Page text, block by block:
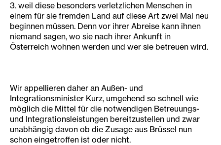
3. weil diese besonders verletzlichen Menschen in
einem für sie fremden Land auf diese Art zwei Mal neu
beginnen müssen. Denn vor ihrer Abreise kann ihnen
niemand sagen, wo sie nach ihrer Ankunft in
Österreich wohnen werden und wer sie betreuen wird.
Wir appellieren daher an Außen- und
Integrationsminister Kurz, umgehend so schnell wie
möglich die Mittel für die notwendigen Betreuungs-
und Integrationsleistungen bereitzustellen und zwar
unabhängig davon ob die Zusage aus Brüssel nun
schon eingetroffen ist oder nicht.